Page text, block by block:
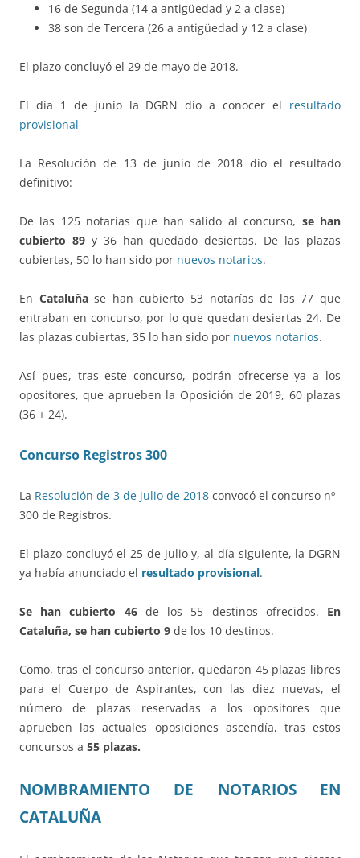
16 de Segunda (14 a antigüedad y 2 a clase)
38 son de Tercera (26 a antigüedad y 12 a clase)
El plazo concluyó el 29 de mayo de 2018.
El día 1 de junio la DGRN dio a conocer el resultado
provisional
La Resolución de 13 de junio de 2018 dio el resultado
definitivo:
De las 125 notarías que han salido al concurso, se han
cubierto 89 y 36 han quedado desiertas. De las plazas
cubiertas, 50 lo han sido por nuevos notarios.
En Cataluñase han cubierto 53 notarías de las 77 que
entraban en concurso, por lo que quedan desiertas 24. De
las plazas cubiertas, 35 lo han sido por nuevos notarios.
Así pues, tras este concurso, podrán ofrecerse ya a los
opositores, que aprueben la Oposición de 2019, 60 plazas
(36 + 24).
Concurso Registros 300
La Resolución de 3 de julio de 2018 convocó el concurso nº
300 de Registros.
El plazo concluyó el 25 de julio y, al día siguiente, la DGRN
ya había anunciado el resultado provisional.
Se han cubierto 46de los 55 destinos ofrecidos. En
Cataluña, se han cubierto 9 de los 10 destinos.
Como, tras el concurso anterior, quedaron 45 plazas libres
para el Cuerpo de Aspirantes, con las diez nuevas, el
número de plazas reservadas a los opositores que
aprueben las actuales oposiciones ascendía, tras estos
concursos a 55 plazas.
NOMBRAMIENTO DE NOTARIOS EN
CATALUÑA